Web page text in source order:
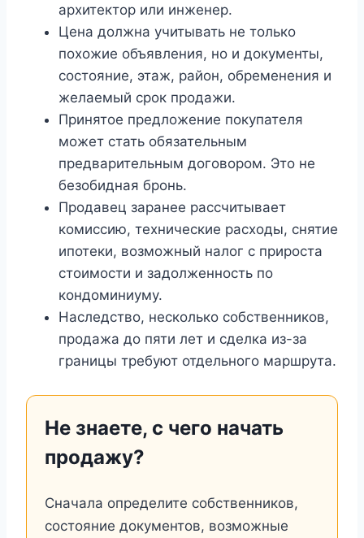
архитектор или инженер.
Цена должна учитывать не только
похожие объявления, но и документы,
состояние, этаж, район, обременения и
желаемый срок продажи.
Принятое предложение покупателя
может стать обязательным
предварительным договором. Это не
безобидная бронь.
Продавец заранее рассчитывает
комиссию, технические расходы, снятие
ипотеки, возможный налог с прироста
стоимости и задолженность по
кондоминиуму.
Наследство, несколько собственников,
продажа до пяти лет и сделка из-за
границы требуют отдельного маршрута.
Не знаете, с чего начать
продажу?
Сначала определите собственников,
состояние документов, возможные